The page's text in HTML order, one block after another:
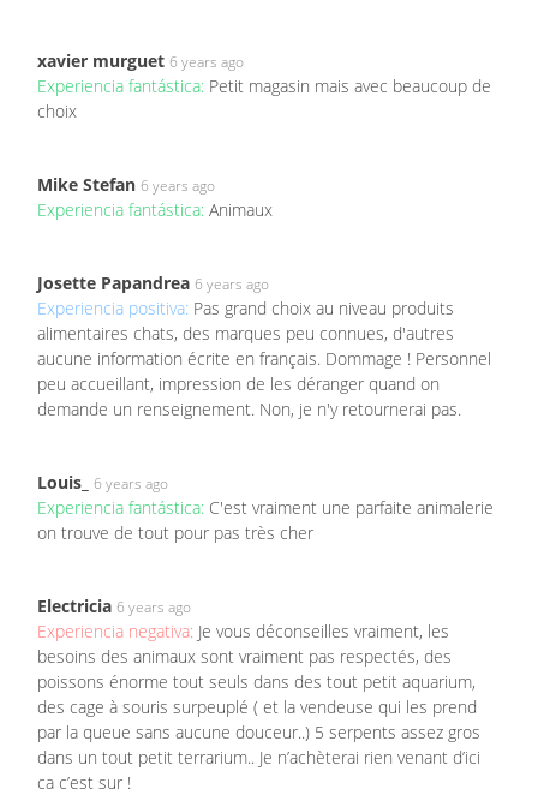
xavier murguet 6 years ago
Experiencia fantástica: Petit magasin mais avec beaucoup de
choix
Mike Stefan 6 years ago
Experiencia fantástica: Animaux
Josette Papandrea 6 years ago
Experiencia positiva: Pas grand choix au niveau produits
alimentaires chats, des marques peu connues, d'autres
aucune information écrite en français. Dommage ! Personnel
peu accueillant, impression de les déranger quand on
demande un renseignement. Non, je n'y retournerai pas.
Louis_ 6 years ago
Experiencia fantástica: C'est vraiment une parfaite animalerie
on trouve de tout pour pas très cher
Electricia 6 years ago
Experiencia negativa: Je vous déconseilles vraiment, les
besoins des animaux sont vraiment pas respectés, des
poissons énorme tout seuls dans des tout petit aquarium,
des cage à souris surpeuplé ( et la vendeuse qui les prend
par la queue sans aucune douceur..) 5 serpents assez gros
dans un tout petit terrarium.. Je n’achèterai rien venant d’ici
ca c’est sur !